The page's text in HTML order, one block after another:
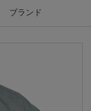
ブランド